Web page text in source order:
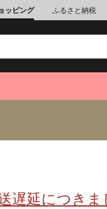
ッピング ふるさと納税
肉類
インテリア
遅延につきま